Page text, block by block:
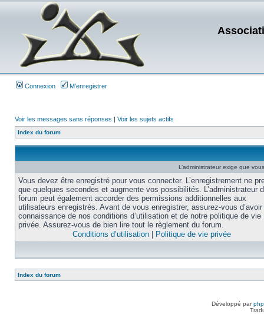
Connexion M’enregistrer
Voir les messages sans réponses | Voir les sujets actifs
Index du forum
L’administrateur exige que
Vous devez être enregistré pour vous connecter. L’enregistrement ne
que quelques secondes et augmente vos possibilités. L’administrateur
forum peut également accorder des permissions additionnelles aux
utilisateurs enregistrés. Avant de vous enregistrer, assurez-vous
connaissance de nos conditions d’utilisation et de notre politique de vie
privée. Assurez-vous de bien lire tout le règlement du forum.
Conditions d’utilisation
Politique de vie privée
Index du forum
Développé par